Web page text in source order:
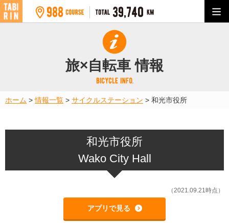
旅×自転車 情報
ホーム >情報一覧 > サイクルステーション > 和光市役所
和光市役所
Wako City Hall
（2021.09.21時点）
アプリで見る